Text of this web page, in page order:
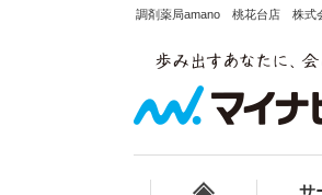
調剤薬局amano 桃花台店 株式会
サ